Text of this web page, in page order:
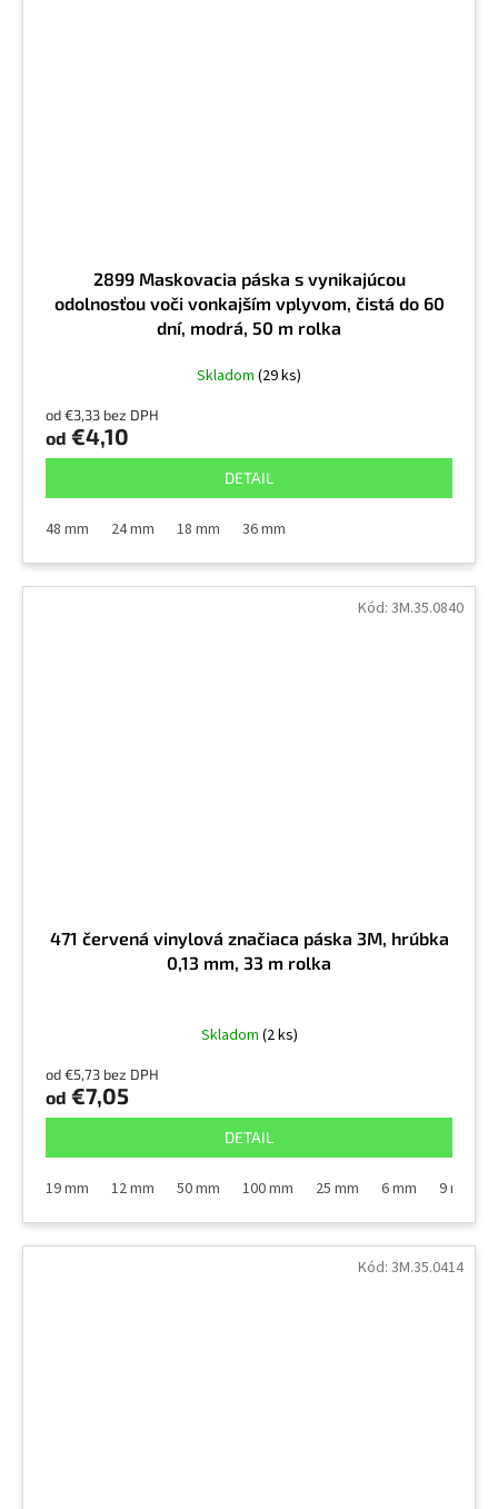
2899 Maskovacia páska s vynikajúcou
odolnosťou voči vonkajším vplyvom, čistá do 60
dní, modrá, 50 m rolka
Skladom (29 ks)
od €3,33 bez DPH
od €4,10
DETAIL
48 mm 24 mm 18 mm 36 mm
471 červená vinylová značiaca páska 3M, hrúbka
0,13 mm, 33 m rolka
Skladom (2 ks)
od €5,73 bez DPH
od €7,05
DETAIL
19 mm 12 mm 50 mm 100 mm 25 mm 6 mm 9 mm
Kód: 3M.35.0840
Kód: 3M.35.0414